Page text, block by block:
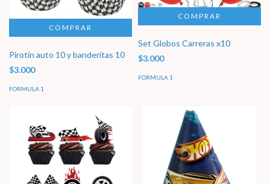
Pirotin auto 10 y banderitas 10
$3.000
FORMULA 1
Set Globos Carreras x10
$3.000
FORMULA 1